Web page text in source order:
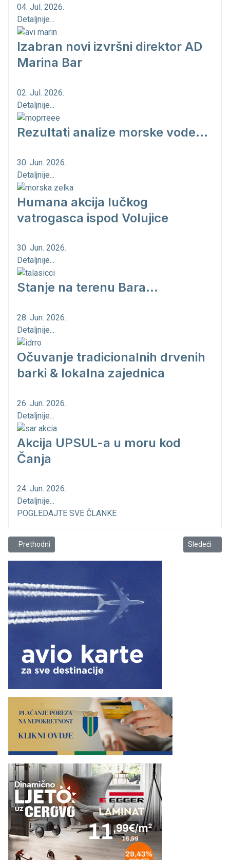
04. Jul. 2026.
Detaljnije...
Izabran novi izvršni direktor AD
Marina Bar
02. Jul. 2026.
Detaljnije...
Rezultati analize morske vode...
30. Jun. 2026.
Detaljnije...
Humana akcija lučkog
vatrogasca ispod Volujice
30. Jun. 2026.
Detaljnije...
Stanje na terenu Bara...
28. Jun. 2026.
Detaljnije...
Očuvanje tradicionalnih drvenih
barki & lokalna zajednica
26. Jun. 2026.
Detaljnije...
Akcija UPSUL-a u moru kod
Čanja
24. Jun. 2026.
Detaljnije...
POGLEDAJTE SVE ČLANKE
Prethodni članak: Burna noć- izvedena akcija spašavanja na moru
Prethodni Sledeći
Sledeći